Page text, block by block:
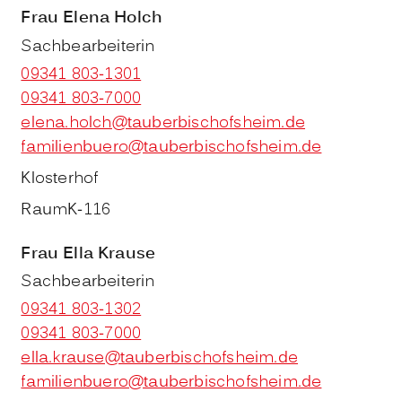
Frau Elena Holch
Sachbearbeiterin
09341 803-1301
09341 803-7000
elena.holch@tauberbischofsheim.de
familienbuero@tauberbischofsheim.de
Klosterhof
RaumK-116
Frau Ella Krause
Sachbearbeiterin
09341 803-1302
09341 803-7000
ella.krause@tauberbischofsheim.de
familienbuero@tauberbischofsheim.de